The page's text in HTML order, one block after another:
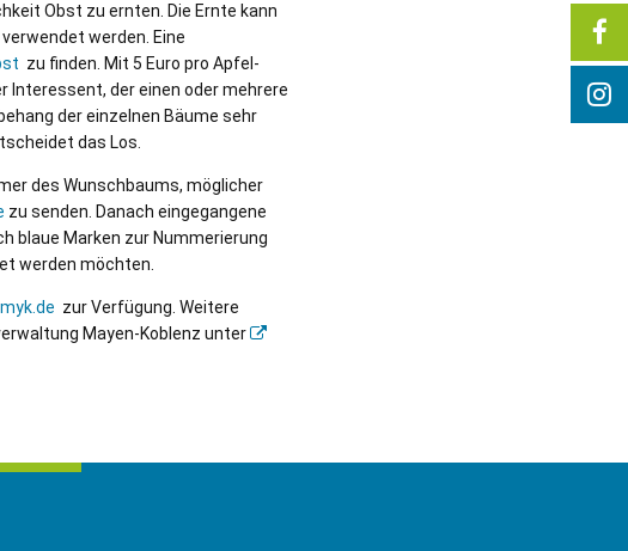
Obst zu ernten. Die Ernte kann
werden. Eine
zu finden. Mit 5 Euro pro Apfel-
Interessent, der einen oder mehrere
der einzelnen Bäume sehr
das Los.
des Wunschbaums, möglicher
zu senden. Danach eingegangene
blaue Marken zur Nummerierung
werden möchten.
zur Verfügung. Weitere
Mayen-Koblenz unter